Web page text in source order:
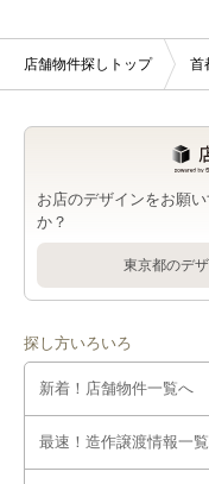
店舗物件探しトップ 首
お店のデザインをお願
か？
東京都のデ
探し方いろいろ
新着！店舗物件一覧へ
最速！造作譲渡情報一